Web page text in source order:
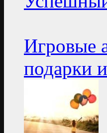
Игровые
подарки